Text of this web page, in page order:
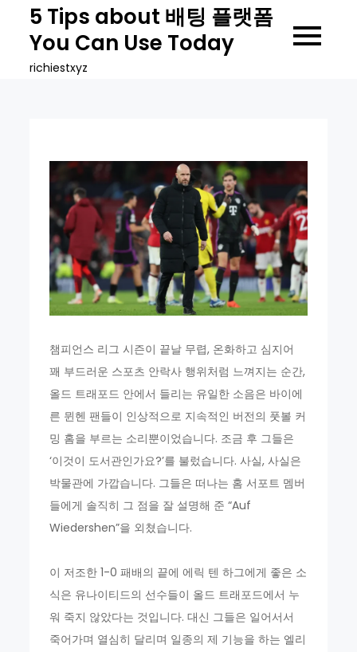
content
5 Tips about 배팅 플랫폼
You Can Use Today
richiestxyz
챔피언스 리그 시즌이 끝날 무렵, 온화하고 심지어
꽤 부드러운 스포츠 안락사 행위처럼 느껴지는 순간,
올드 트래포드 안에서 들리는 유일한 소음은 바이에
른 뮌헨 팬들이 인상적으로 지속적인 버전의 풋볼 커
밍 홈을 부르는 소리뿐이었습니다. 조금 후 그들은
‘이것이 도서관인가요?’를 불렀습니다. 사실, 사실은
박물관에 가깝습니다. 그들은 떠나는 홈 서포트 멤버
들에게 솔직히 그 점을 잘 설명해 준 “Auf
Wiedershen”을 외쳤습니다.
이 저조한 1-0 패배의 끝에 에릭 텐 하그에게 좋은 소
식은 유나이티드의 선수들이 올드 트래포드에서 누
워 죽지 않았다는 것입니다. 대신 그들은 일어서서
죽어가며 열심히 달리며 일종의 제 기능을 하는 엘리